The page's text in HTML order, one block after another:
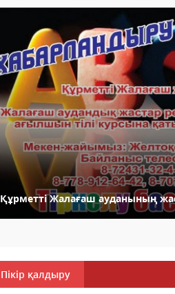
Құрметті Жалағаш ауданының
Пікір қалдыру